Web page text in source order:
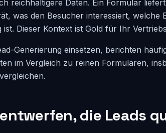
reichhaltigere Daten. Ein Formular
was den Besucher interessiert, welche
Dieser Kontext ist Gold für Ihr
Generierung einsetzen, berichten
im Vergleich zu reinen Formularen,
die Leads